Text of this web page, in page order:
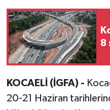
8
KOCAELİ (İGFA) -
20-21 Haziran